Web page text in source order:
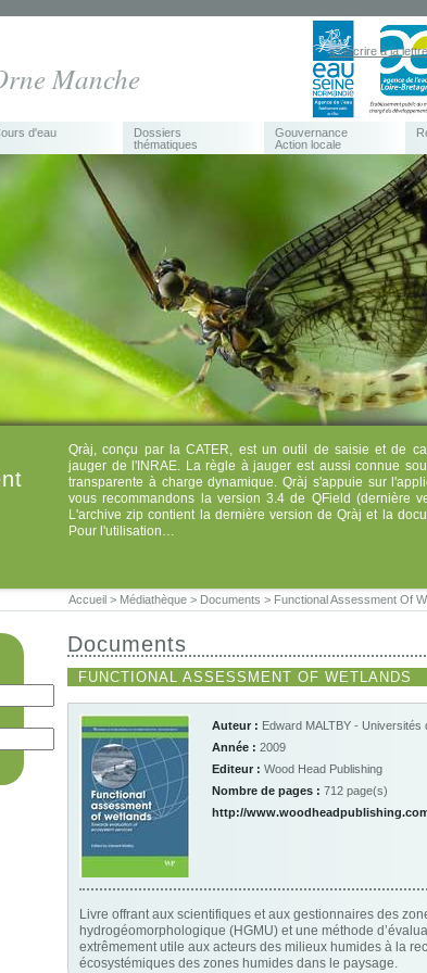
Manche
s'inscrire à la
d'eau
Dossiers
thématiques
Gouvernance
Action locale
Qràj, conçu par la CATER, est un outil de saisie et de
jauger de l'INRAE. La règle à jauger est aussi connue
transparente à charge dynamique. Qràj s'appuie sur
vous recommandons la version 3.4 de QField (dernière
L'archive zip contient la dernière version de Qràj et la
Pour l'utilisation…
Accueil > Médiathèque > Documents > Functional Assessment Of
Documents
FUNCTIONAL ASSESSMENT OF WETLANDS
Auteur : Edward MALTBY - Universités
Année : 2009
Editeur : Wood Head Publishing
Nombre de pages : 712 page(s)
http://
Livre offrant aux scientifiques et aux gestionnaires des
hydrogéomorphologique (HGMU) et une méthode
extrêmement utile aux acteurs des milieux humides à la
écosystémiques des zones humides dans le paysage.